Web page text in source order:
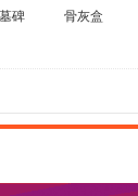
碑 骨灰盒